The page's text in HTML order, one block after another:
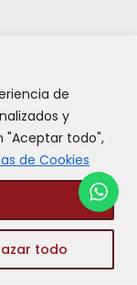
de
y
"Aceptar todo",
de Cookies
todo